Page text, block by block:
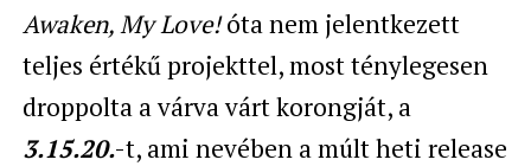
Awaken, My Love!óta nem jelentkezett
teljes értékű projekttel, most ténylegesen
droppolta a várva várt korongját, a
3.15.20.-t, ami nevében a múlt heti release